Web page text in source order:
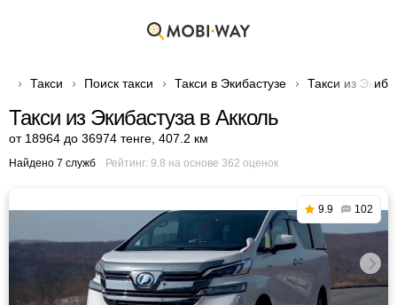
Такси Поиск такси Такси в Экибастузе Такси из
Такси из Экибастуза в Акколь
от 18964 до 36974 тенге 407.2 км
Найдено 7 служб Рейтинг: 9.8 на основе 362 оценок
9.9 102